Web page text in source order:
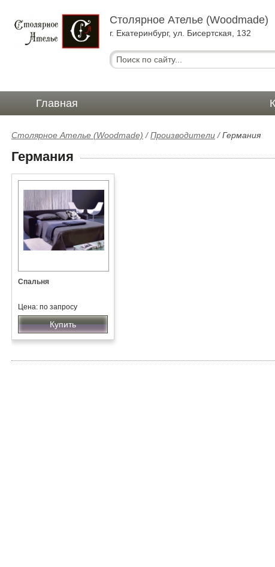
Столярное Ателье (Woodmade)
г. Екатеринбург, ул. Бисертская, 132
Главная
Столярное Ателье (Woodmade) /Производители /Германия
Германия
Спальня
Цена: по запросу
Купить